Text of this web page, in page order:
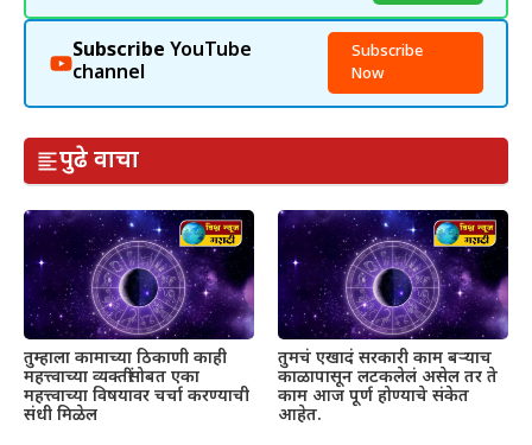
Subscribe YouTube
channel
Subscribe
Now
पुढे वाचा
तुम्हाला कामाच्या ठिकाणी काही
महत्त्वाच्या व्यक्तींसोबत एका
महत्त्वाच्या विषयावर चर्चा करण्याची
संधी मिळेल
तुमचं एखादं सरकारी काम बऱ्याच
काळापासून लटकलेलं असेल तर ते
काम आज पूर्ण होण्याचे संकेत
आहेत.